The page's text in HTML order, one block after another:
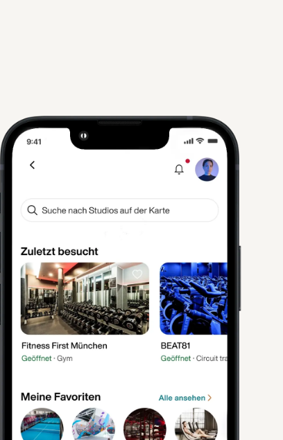
& Flexibel
auswählen, einchecken und los: Bei
Partnern in DE/AT trainieren und